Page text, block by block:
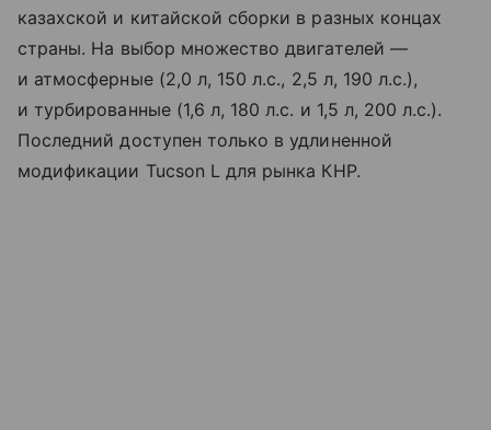
казахской и китайской сборки в разных концах
страны. На выбор множество двигателей —
и атмосферные (2,0 л, 150 л.с., 2,5 л, 190 л.с.),
и турбированные (1,6 л, 180 л.с. и 1,5 л, 200 л.с.).
Последний доступен только в удлиненной
модификации Tucson L для рынка КНР.